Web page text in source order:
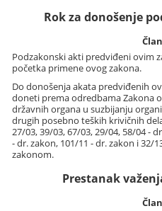
Rok za donošenje
Podzakonski akti predviđeni ovim
početka primene ovog zakona.
Do donošenja akata predviđenih
doneti prema odredbama Zakona
državnih organa u suzbijanju
drugih posebno teških krivičnih
27/03, 39/03, 67/03, 29/04, 58/04 -
- dr. zakon, 101/11 - dr. zakon i 32/
zakonom.
Prestanak